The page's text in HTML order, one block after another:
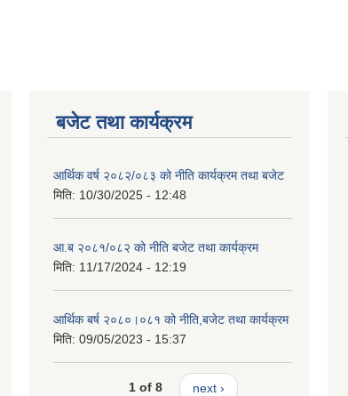
बजेट तथा कार्यक्रम
आर्थिक वर्ष २०८२/०८३ को नीति कार्यक्रम तथा बजेट
मिति: 10/30/2025 - 12:48
आ.ब २०८१/०८२ को नीति बजेट तथा कार्यक्रम
मिति: 11/17/2024 - 12:19
आर्थिक बर्ष २०८०।०८१ को नीति,बजेट तथा कार्यक्रम
मिति: 09/05/2023 - 15:37
1 of 8 next ›